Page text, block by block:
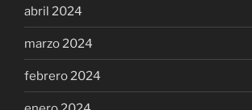
abril 2024
marzo 2024
febrero 2024